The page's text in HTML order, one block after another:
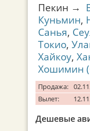
Пекин →
Куньмин,
Санья,
Токио,
Хайкоу,
Хошимин
Продажа:
Вылет:
Дешевые